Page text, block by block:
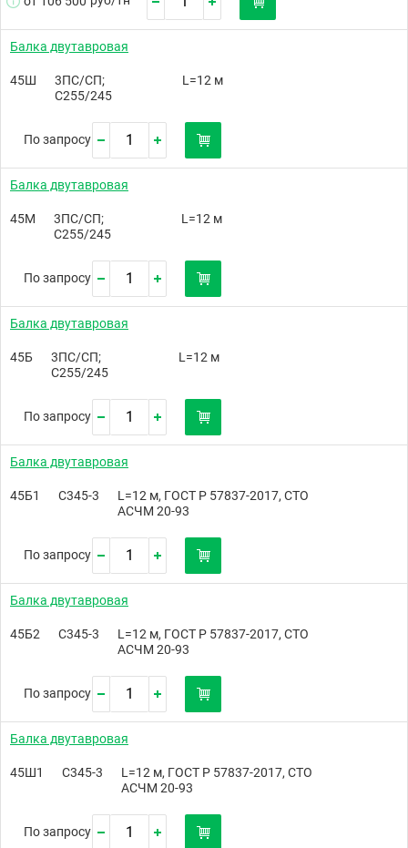
Балка двутавровая
45Ш
3ПС/СП;
С255/245
L=12 м
По запросу
Балка двутавровая
45М
3ПС/СП;
С255/245
L=12 м
По запросу
Балка двутавровая
45Б
3ПС/СП;
С255/245
L=12 м
По запросу
Балка двутавровая
45Б1 С345-3
L=12 м, ГОСТ Р 57837-2017, СТО
АСЧМ 20-93
По запросу
Балка двутавровая
45Б2 С345-3
L=12 м, ГОСТ Р 57837-2017, СТО
АСЧМ 20-93
По запросу
Балка двутавровая
45Ш1 С345-3
L=12 м, ГОСТ Р 57837-2017, СТО
АСЧМ 20-93
По запросу